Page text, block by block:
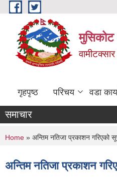
Skip to main content
मुसिकोट
गृहपृष्ठ परिचय वडा
समाचार
You are here
Home » अन्तिम नतिजा प्रकाशन गरिएको
अन्तिम नतिजा प्रकाशन